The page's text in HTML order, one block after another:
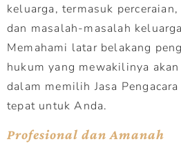
keluarga, termasuk
dan masalah-masalah
Memahami latar belakang
hukum yang mewakilinya
dalam memilih Jasa
tepat untuk Anda.
Profesional dan Amanah